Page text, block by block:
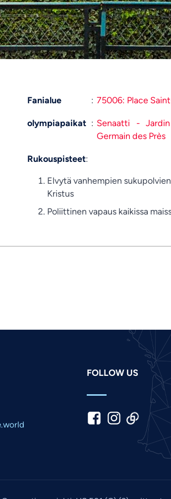
Fanialue : 75006: Place
olympiapaikat : Senaatti -
Germain des Près
Rukouspisteet:
Elvytä vanhempien
Kristus
Poliittinen vapaus kaikissa
FOLLOW US